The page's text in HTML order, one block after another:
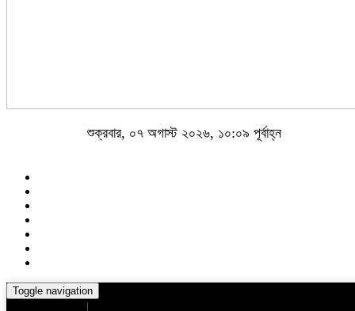
শুক্রবার, ০৭ অগাস্ট ২০২৬, ১০:০৯ পূর্বাহ্ন
Toggle navigation